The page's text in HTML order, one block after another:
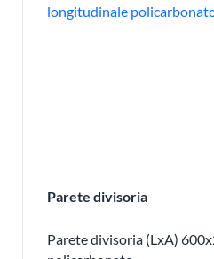
Parete divisoria
Parete divisoria (LxA)